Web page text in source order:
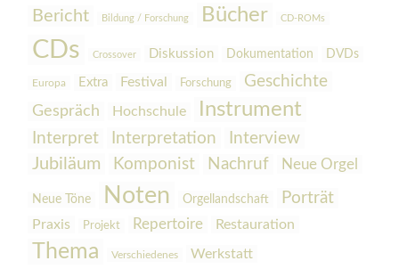
Bericht Bildung / Forschung Bücher CD-ROMs
CDs Crossover Diskussion Dokumentation DVDs
Europa Extra Festival Forschung Geschichte
Gespräch Hochschule Instrument
Interpret Interpretation
Interview
Jubiläum
Komponist Nachruf Neue Orgel
Neue Töne Noten Orgellandschaft Porträt
Praxis Projekt Repertoire Restauration
Thema Verschiedenes Werkstatt